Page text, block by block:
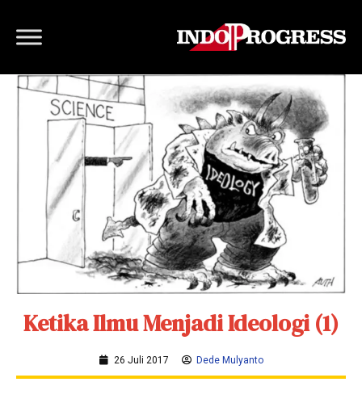
Ketika Ilmu Menjadi Ideologi (1)
26 Juli 2017 Dede Mulyanto